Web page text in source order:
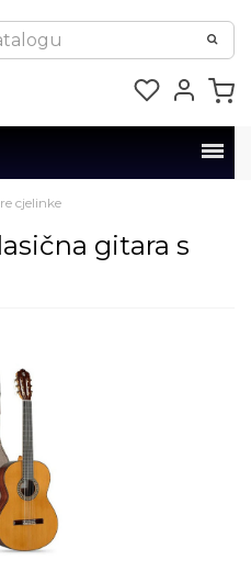
cjelinke
gitara s